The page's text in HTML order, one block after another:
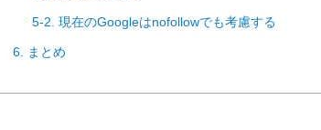
5-2. 現在のGoogleはnofollowでも考慮する
6. まとめ